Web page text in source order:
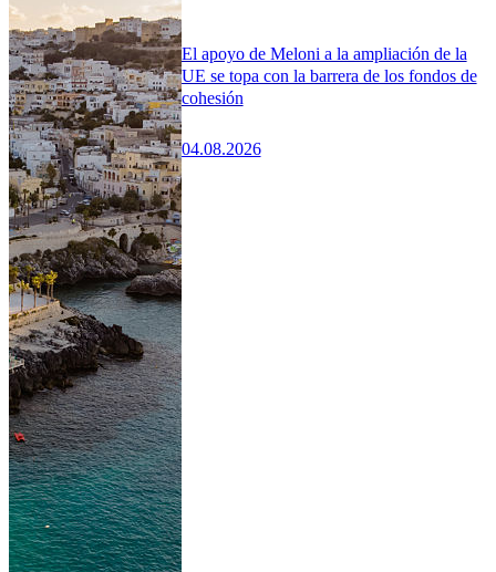
El apoyo de Meloni a la ampliación de la
UE se topa con la barrera de los fondos de
cohesión
04.08.2026